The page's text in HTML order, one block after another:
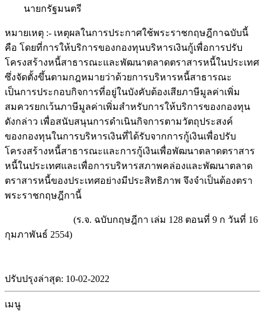
นายกรัฐมนตรี
หมายเหตุ :- เหตุผลในการประกาศใช้พระราชกฤษฎีกาฉบับนี้
คือ โดยที่การให้บริการของกองทุนบริหารเงินกู้เพื่อการปรับ
โครงสร้างหนี้สาธารณะและพัฒนาตลาดตราสารหนี้ในประเทศ
ซึ่งจัดตั้งขึ้นตามกฎหมายว่าด้วยการบริหารหนี้สาธารณะ
เป็นการประกอบกิจการที่อยู่ในบังคับต้องเสียภาษีมูลค่าเพิ่ม
สมควรยกเว้นภาษีมูลค่าเพิ่มสำหรับการให้บริการของกองทุน
ดังกล่าว เพื่อสนับสนุนการดำเนินกิจการตามวัตถุประสงค์
ของกองทุนในการบริหารเงินที่ได้รับจากการกู้เงินเพื่อปรับ
โครงสร้างหนี้สาธารณะและการกู้เงินเพื่อพัฒนาตลาดตราสาร
หนี้ในประเทศและเพื่อการบริหารสภาพคล่องและพัฒนาตลาด
ตราสารหนี้ของประเทศอย่างมีประสิทธิภาพ จึงจำเป็นต้องตรา
พระราชกฤษฎีกานี้
(ร.จ. ฉบับกฤษฎีกา เล่ม 128 ตอนที่ 9 ก วันที่ 16
กุมภาพันธ์ 2554)
ปรับปรุงล่าสุด: 10-02-2022
เมนู